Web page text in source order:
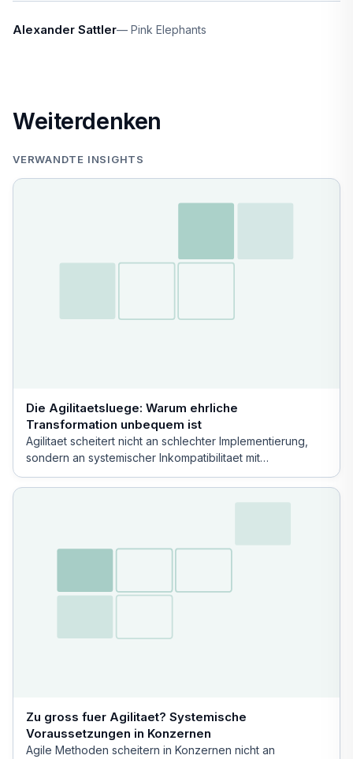
Alexander Sattler Pink Elephants
Weiterdenken
VERWANDTE INSIGHTS
Die Agilitaetsluege: Warum ehrliche
Transformation unbequem ist
Agilitaet scheitert nicht an schlechter Implementierung,
sondern an systemischer Inkompatibilitaet mit
bestehenden Machtstrukturen.
Zu gross fuer Agilitaet? Systemische
Voraussetzungen in Konzernen
Agile Methoden scheitern in Konzernen nicht an